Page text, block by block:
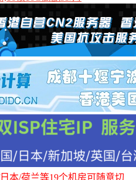
本/荷兰等19个机房可随意切